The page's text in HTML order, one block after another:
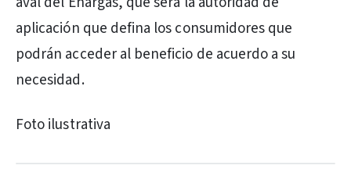
aplicación que defina los consumidores que
podrán acceder al beneficio de acuerdo a su
necesidad.
Foto ilustrativa